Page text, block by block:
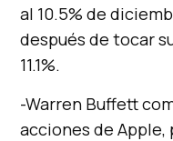
al 10.5% de
después de tocar
11.1%.
-Warren Buffett
acciones de Apple,